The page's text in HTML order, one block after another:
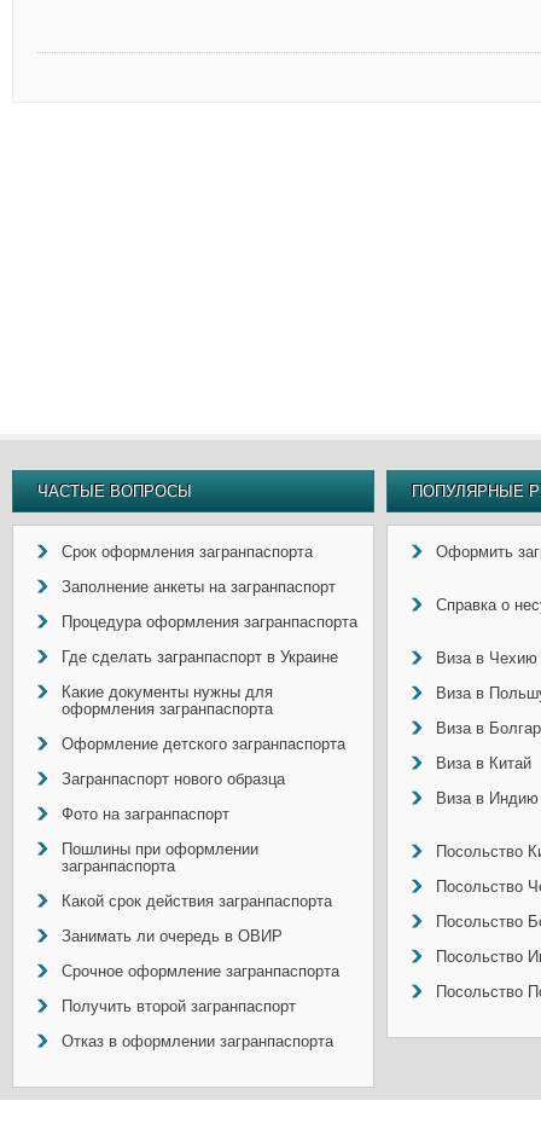
ЧАСТЫЕ ВОПРОСЫ
Срок оформления загранпаспорта
Заполнение анкеты на загранпаспорт
Процедура оформления загранпаспорта
Где сделать загранпаспорт в Украине
Какие документы нужны для
оформления загранпаспорта
Оформление детского загранпаспорта
Загранпаспорт нового образца
Фото на загранпаспорт
Пошлины при оформлении
загранпаспорта
Какой срок действия загранпаспорта
Занимать ли очередь в ОВИР
Срочное оформление загранпаспорта
Получить второй загранпаспорт
Отказ в оформлении загранпаспорта
ПОПУЛЯРНЫЕ
Оформить
Справка о
Виза в Чехию
Виза в
Виза в
Виза в Китай
Виза в Индию
Посольство
Посольство
Посольство
Посольство
Посольство